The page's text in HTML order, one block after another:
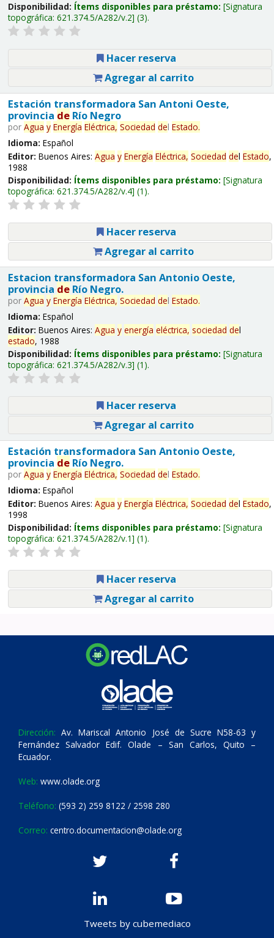
Disponibilidad: Ítems disponibles para préstamo: Signatura
topográfica: 621.374.5/A282/v.2 (3).
Hacer reserva
Agregar al carrito
Estación transformadora San Antoni Oeste,
provincia deRío Negro
por Agua y Energía Eléctrica, Sociedad del Estado.
Idioma: Español
Editor: Buenos Aires: Agua y Energía Eléctrica, Sociedad del Estado,
1988
Disponibilidad: Ítems disponibles para préstamo: Signatura
topográfica: 621.374.5/A282/v.4 (1).
Hacer reserva
Agregar al carrito
Estacion transformadora San Antonio Oeste,
provincia deRío Negro.
por Agua y Energía Eléctrica, Sociedad del Estado.
Idioma: Español
Editor: Buenos Aires: Agua y energía eléctrica, sociedad del
estado, 1988
Disponibilidad: Ítems disponibles para préstamo: Signatura
topográfica: 621.374.5/A282/v.3 (1).
Hacer reserva
Agregar al carrito
Estación transformadora San Antonio Oeste,
provincia deRío Negro.
por Agua y Energía Eléctrica, Sociedad del Estado.
Idioma: Español
Editor: Buenos Aires: Agua y Energía Eléctrica, Sociedad del Estado,
1998
Disponibilidad: Ítems disponibles para préstamo: Signatura
topográfica: 621.374.5/A282/v.1 (1).
Hacer reserva
Agregar al carrito
Dirección: Av. Mariscal Antonio José de Sucre N58-63 y
Fernández Salvador Edif. Olade – San Carlos, Quito –
Ecuador.
Web: www.olade.org
Teléfono: (593 2) 259 8122 / 2598 280
Correo: centro.documentacion@olade.org
Tweets by cubemediaco